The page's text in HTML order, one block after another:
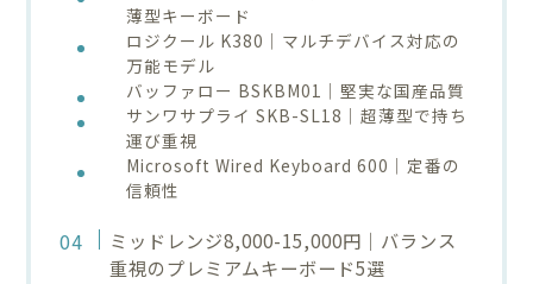
薄型キーボード
ロジクール K380｜マルチデバイス対応の
万能モデル
バッファロー BSKBM01｜堅実な国産品質
サンワサプライ SKB-SL18｜超薄型で持ち
運び重視
Microsoft Wired Keyboard 600｜定番の
信頼性
ミッドレンジ8,000-15,000円｜バランス
重視のプレミアムキーボード5選